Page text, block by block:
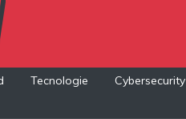
Tecnologie Cybersecurity